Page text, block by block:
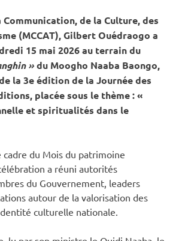
de la Culture, des
(MCCAT), Gilbert Ouédraogo a
15 mai 2026 au terrain du
»du Moogho Naaba Baongo,
la 3e édition de la Journée des
placée sous le thème : «
et spiritualités dans le
cadre du Mois du patrimoine
a réuni autorités
du Gouvernement, leaders
autour de la valorisation des
culturelle nationale.